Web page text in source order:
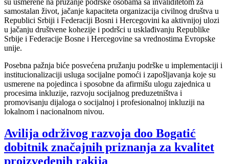
su usmerene na pružanje podrške osobama sa invaliditetom za
samostalan život, jačanje kapaciteta organizacija civilnog društva u
Republici Srbiji i Federaciji Bosni i Hercegovini ka aktivnijoj ulozi
u jačanju društvene kohezije i podršci u usklađivanju Republike
Srbije i Federacije Bosne i Hercegovine sa vrednostima Evropske
unije.
Posebna pažnja biće posvećena pružanju podrške u implementaciji i
institucionalizaciji usluga socijalne pomoći i zapošljavanja koje su
usmerene na pojedinca i sposobne da afirmišu ulogu zajednica u
procesima inkluzije, razvoju socijalnog preduzetništva i
promovisanju dijaloga o socijalnoj i profesionalnoj inkluziji na
lokalnom i nacionalnom nivou.
Avilija održivog razvoja doo Bogatić
dobitnik značajnih priznanja za kvalitet
proizvedenih rakija